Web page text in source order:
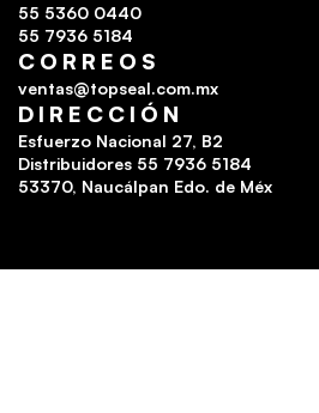
55 5360 0440
55 7936 5184
CORREOS
ventas@topseal.com.mx
DIRECCIÓN
Esfuerzo Nacional 27, B2
Distribuidores 55 7936 5184
53370, Naucálpan Edo. de Méx